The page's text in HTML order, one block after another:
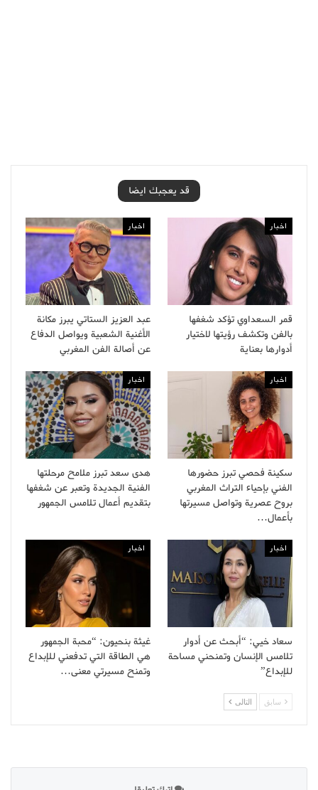
قد يعجبك ايضا
اخبار
قمر السعداوي تؤكد شغفها
بالفن وتكشف رؤيتها لاختيار
أدوارها بعناية
اخبار
عبد العزيز الستاتي يبرز مكانة
الأغنية الشعبية ويواصل الدفاع
عن أصالة الفن المغربي
اخبار
سكينة فحصي تبرز حضورها
الفني بإحياء التراث المغربي
بروح عصرية وتواصل مسيرتها
بأعمال…
اخبار
هدى سعد تبرز ملامح مرحلتها
الفنية الجديدة وتعبر عن شغفها
بتقديم أعمال تلامس الجمهور
اخبار
سعاد خيي: “أبحث عن أدوار
تلامس الإنسان وتمنحني مساحة
للإبداع”
اخبار
غيثة بنحيون: “محبة الجمهور
هي الطاقة التي تدفعني للإبداع
وتمنح مسيرتي معنى…
سابق التالى